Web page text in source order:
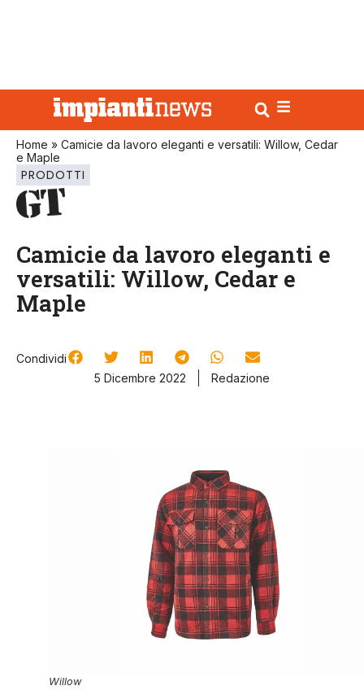
Home » Camicie da lavoro eleganti e versatili: Willow, Cedar
e Maple
PRODOTTI
Camicie da lavoro eleganti e
versatili: Willow, Cedar e
Maple
Condividi
5 Dicembre 2022
Redazione
Willow